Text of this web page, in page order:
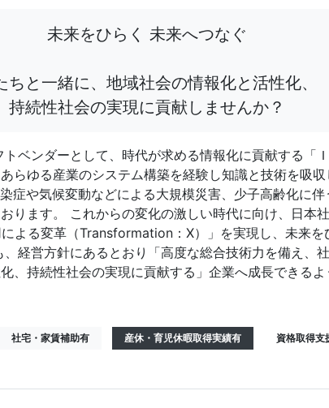
未来をひらく 未来へつなぐ
ちと一緒に、地域社会の情報化と活性化、
持続性社会の実現に貢献しませんか？
ベンダーとして、時代が求める情報化に貢献する「
らゆる産業のシステム構築を経験し知識と技術を吸
症や気候変動などによる大規模災害、少子高齢化に
ります。 これからの変化の激しい時代に向け、日本
よる変革（Transformation：Ⅹ）」を実現し、未来
経営方針にあるとおり「高度な総合技術力を備え、
、持続性社会の実現に貢献する」企業へ成長できる
社宅・家賃補助有 産休・育児休暇取得実績有 資格取得支